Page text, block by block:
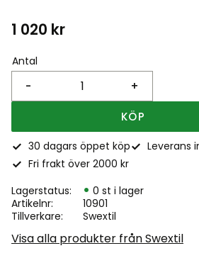
1 020 kr
Antal
+
-
KÖP
30 dagars öppet köp
Leverans
Fri frakt över 2000 kr
Lagerstatus
0 st i lager
Artikelnr
10901
Tillverkare
Swextil
Visa alla produkter från Swextil